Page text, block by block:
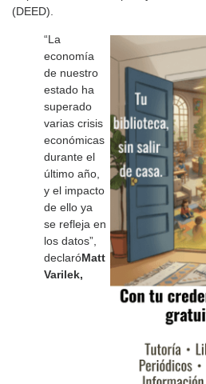
(DEED).
“La
economía
de nuestro
estado ha
superado
varias crisis
económicas
durante el
último año,
y el impacto
de ello ya
se refleja en
los datos”,
declaróMatt
Varilek,